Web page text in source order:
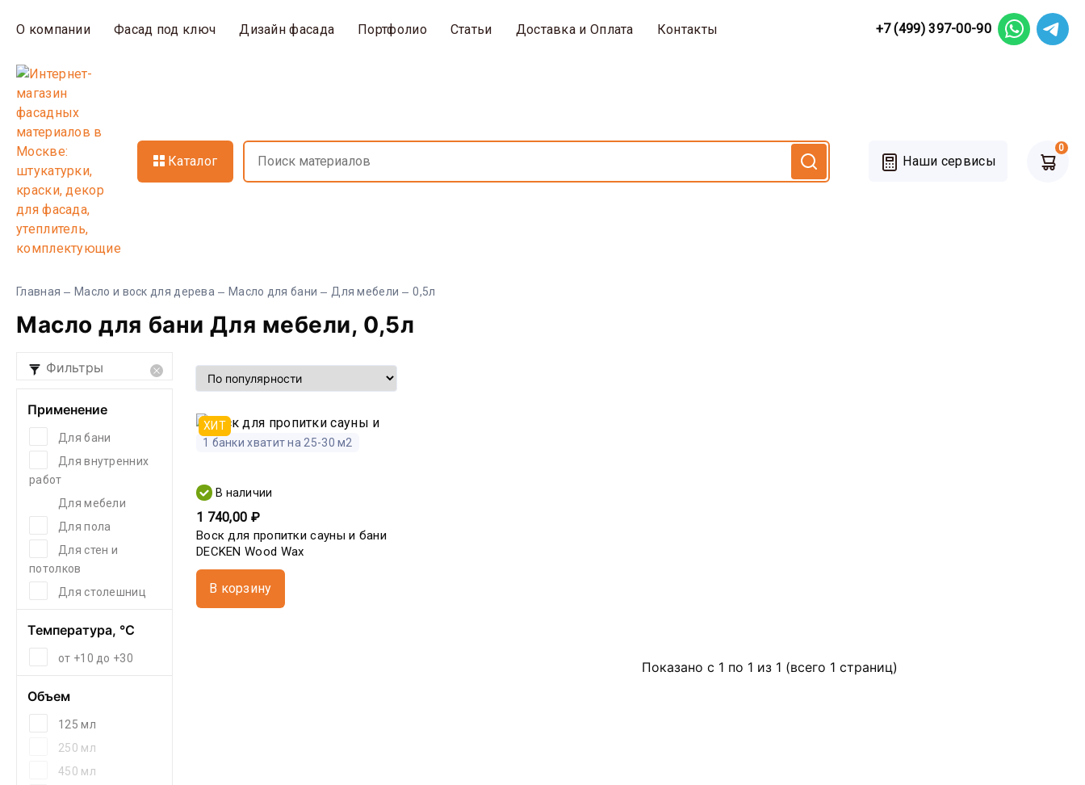
О компании Фасад под ключ Дизайн фасада Портфолио Статьи Доставка и Оплата Контакты +7 (499) 397-00-90
Каталог Наши сервисы
0
Главная Масло и воск для дерева Масло для бани Для мебели 0,5л
Масло для бани Для мебели, 0,5л
Фильтры
Применение
Для бани
Для внутренних
работ
Для мебели
Для пола
Для стен и
потолков
Для столешниц
Температура, °С
от +10 до +30
Объем
125 мл
250 мл
450 мл
ХИТ
1 банки хватит на 25-30 м2
В наличии
1 740,00 ₽
Воск для пропитки сауны и бани
DECKEN Wood Wax
В корзину
Показано с 1 по 1 из 1 (всего 1 страниц)